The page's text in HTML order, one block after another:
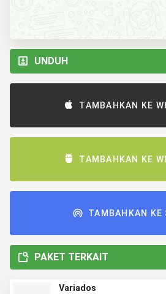
UNDUH
TAMBAHKAN KE
TAMBAHKAN KE
TAMBAHKAN KE
PAKET TERKAIT
Variados